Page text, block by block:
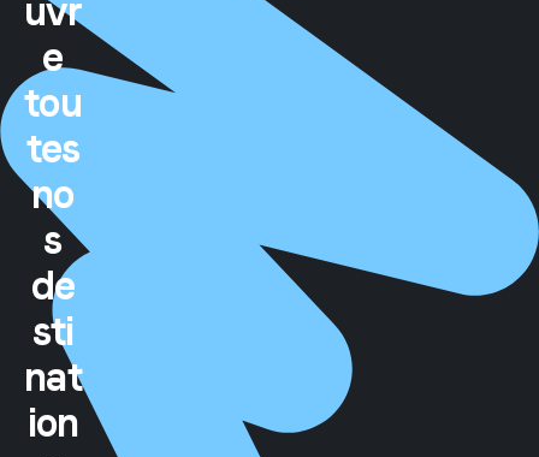
uvr
e
tou
tes
no
s
de
sti
nat
ion